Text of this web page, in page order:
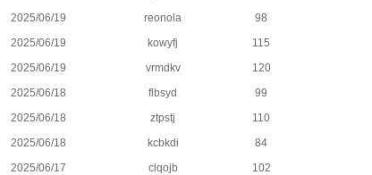
2025/06/19 reonola
98
2025/06/19 kowyfj
115
2025/06/19 vrmdkv
120
2025/06/18 flbsyd
99
2025/06/18 ztpstj
110
2025/06/18 kcbkdi
84
2025/06/17 clqojb
102